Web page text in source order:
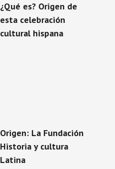
¿Qué es? Origen de
esta celebración
cultural hispana
Origen: La Fundación
Historia y cultura
Latina